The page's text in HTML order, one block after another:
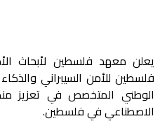
يعلن معهد فلسطين لأبحاث
الوطني المتخصص في تعزيز
الاصطناعي في فلسطين.